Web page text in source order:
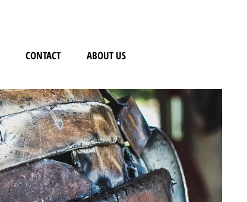
CONTACT ABOUT US